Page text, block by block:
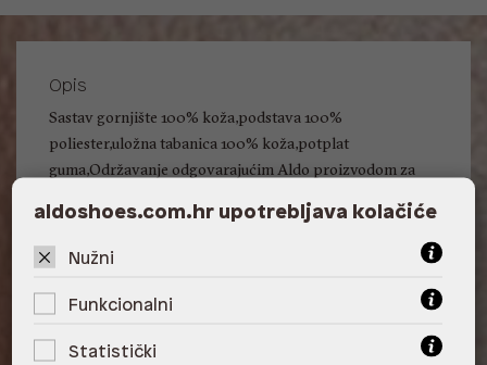
Opis
Sastav gornjište 100% koža,podstava 100%
poliester,uložna tabanica 100% koža,potplat
guma,Održavanje odgovarajućim Aldo proizvodom za
Detalji
Oblik prstiju: Obli vrh
aldoshoes.com.hr upotrebljava kolačiće
Nužni
Funkcionalni
Statistički